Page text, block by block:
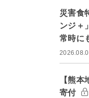
災害食
ンジ＋
常時に
【熊
寄付